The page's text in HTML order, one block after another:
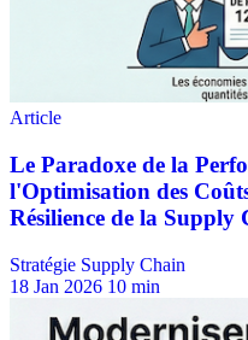
Stratégie Supply Chain
18 Jan 2026 10 min